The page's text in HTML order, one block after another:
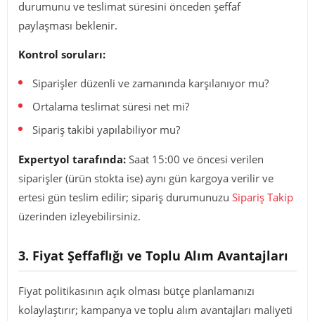
durumunu ve teslimat süresini önceden şeffaf
paylaşması beklenir.
Kontrol soruları:
Siparişler düzenli ve zamanında karşılanıyor mu?
Ortalama teslimat süresi net mi?
Sipariş takibi yapılabiliyor mu?
Expertyol tarafında: Saat 15:00 ve öncesi verilen
siparişler (ürün stokta ise) aynı gün kargoya verilir ve
ertesi gün teslim edilir; sipariş durumunuzu Sipariş Takip
üzerinden izleyebilirsiniz.
3. Fiyat Şeffaflığı ve Toplu Alım Avantajları
Fiyat politikasının açık olması bütçe planlamanızı
kolaylaştırır; kampanya ve toplu alım avantajları maliyeti